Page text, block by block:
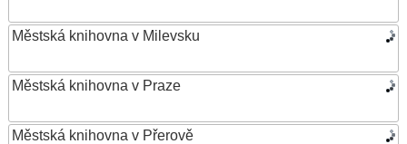
Městská knihovna v Milevsku
Městská knihovna v Praze
Městská knihovna v Přerově